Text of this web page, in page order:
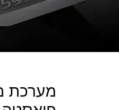
מערכת